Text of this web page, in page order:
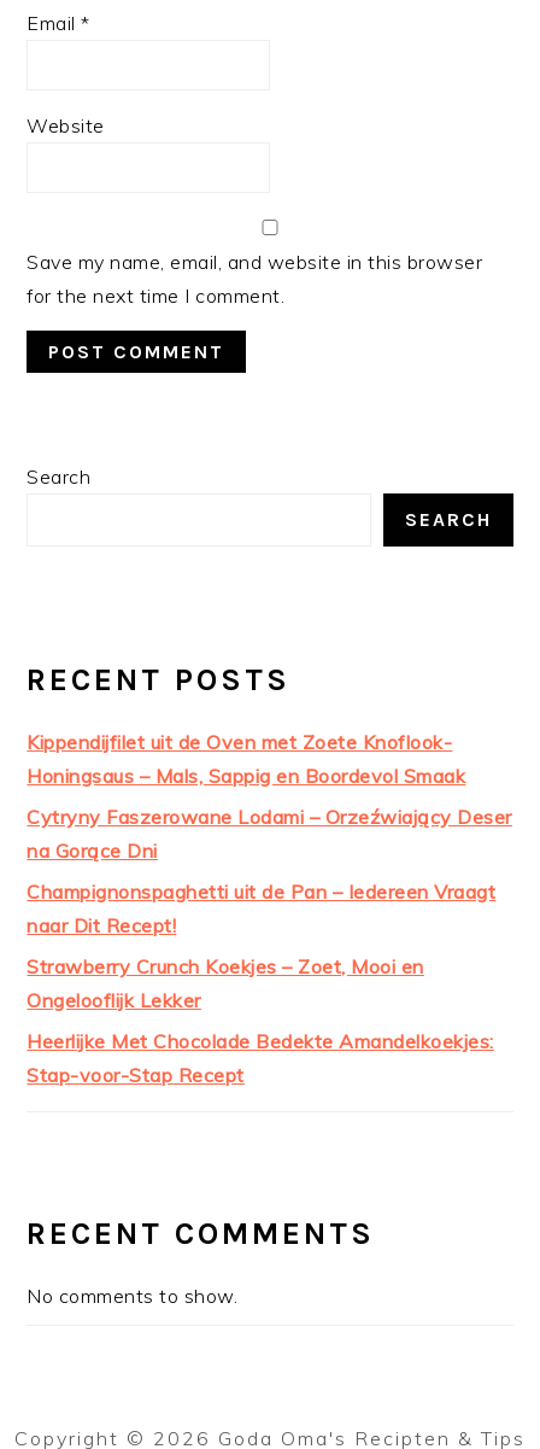
Email*
Website
Save my name, email, and website in this browser
for the next time I comment.
PRIMARY
Search
SEARCH
RECENT POSTS
Kippendijfilet uit de Oven met Zoete Knoflook-
Honingsaus – Mals, Sappig en Boordevol Smaak
Cytryny Faszerowane Lodami – Orzeźwiający Deser
na Gorące Dni
Champignonspaghetti uit de Pan – Iedereen Vraagt
naar Dit Recept!
Strawberry Crunch Koekjes – Zoet, Mooi en
Ongelooflijk Lekker
Heerlijke Met Chocolade Bedekte Amandelkoekjes:
Stap-voor-Stap Recept
RECENT COMMENTS
No comments to show.
Copyright © 2026 Goda Oma's Recipten & Tips